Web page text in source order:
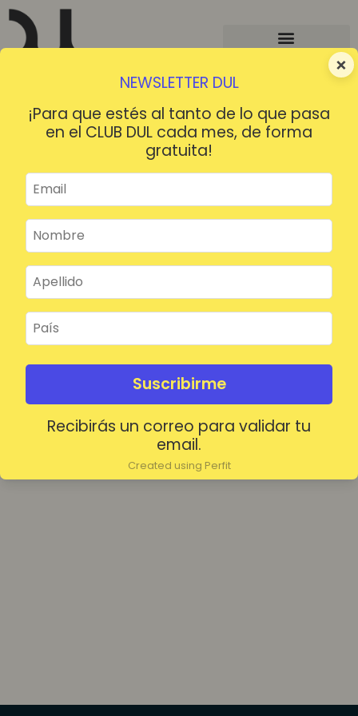
×
NEWSLETTER DUL
¡Para que estés al tanto de lo que pasa
en el CLUB DUL cada mes, de forma
gratuita!
Suscribirme
Recibirás un correo para validar tu
email.
Created using Perfit
¡HOLA!
Mantenerme conectado
Acceder